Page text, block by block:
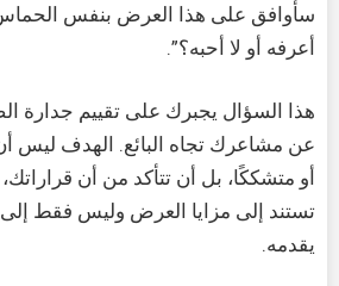
سأوافق على هذا العرض بنفس
أعرفه أو لا أحبه؟”.
هذا السؤال يجبرك على تقييم جدارة
عن مشاعرك تجاه البائع. الهدف ليس
أو متشككًا، بل أن تتأكد من أن قراراتك،
تستند إلى مزايا العرض وليس فقط
يقدمه.